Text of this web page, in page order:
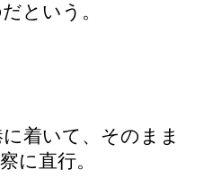
という。
着いて、そのまま
に直行。